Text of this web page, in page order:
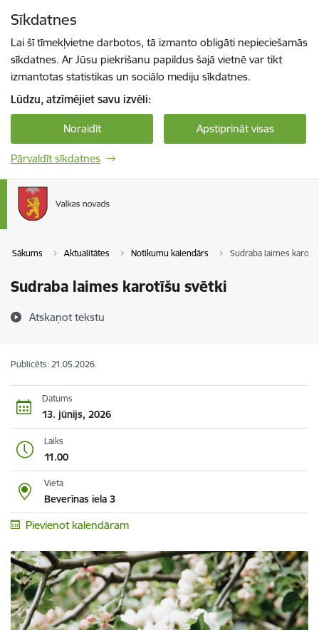
Sīkdatnes
Lai šī tīmekļvietne darbotos, tā izmanto obligāti nepieciešamās
sīkdatnes. Ar Jūsu piekrišanu papildus šajā vietnē var tikt
izmantotas statistikas un sociālo mediju sīkdatnes.
Lūdzu, atzīmējiet savu izvēli:
Noraidīt Apstiprināt visas
Pārvaldīt sīkdatnes
Sākums Aktualitātes Notikumu kalendārs Sudraba laimes
Sudraba laimes karotīšu svētki
Atskaņot tekstu
Publicēts: 21.05.2026.
Datums
13. jūnijs, 2026
Laiks
11.00
Vieta
Beverīnas iela 3
Pievienot kalendāram